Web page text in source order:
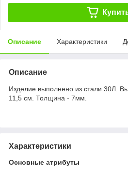
Описание Характеристики
Описание
Изделие выполнено из стали 30Л.
11,5 см. Толщина - 7мм.
Характеристики
Основные атрибуты